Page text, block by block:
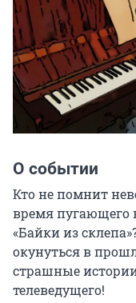
О событии
Кто не помнит
время пугающего
«Байки из
окунуться в
страшные
телеведущего!